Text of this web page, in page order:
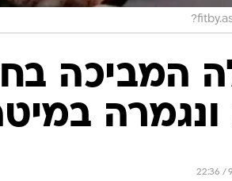
המביכה
ונגמרה